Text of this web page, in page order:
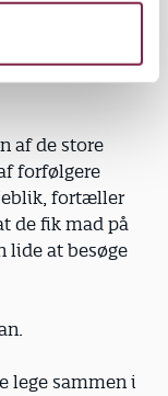
af de store
forfølgere
fortæller
de fik mad på
lide at besøge
lege sammen i